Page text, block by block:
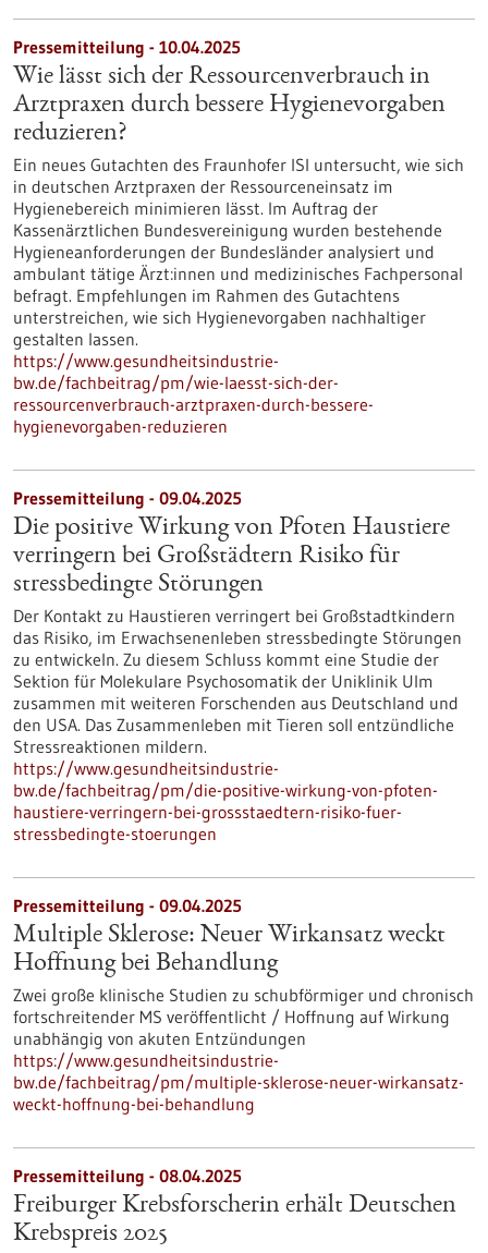
Pressemitteilung - 10.04.2025
Wie lässt sich der Ressourcenverbrauch in
Arztpraxen durch bessere Hygienevorgaben
reduzieren?
Ein neues Gutachten des Fraunhofer ISI untersucht, wie sich
in deutschen Arztpraxen der Ressourceneinsatz im
Hygienebereich minimieren lässt. Im Auftrag der
Kassenärztlichen Bundesvereinigung wurden bestehende
Hygieneanforderungen der Bundesländer analysiert und
ambulant tätige Ärzt:innen und medizinisches Fachpersonal
befragt. Empfehlungen im Rahmen des Gutachtens
unterstreichen, wie sich Hygienevorgaben nachhaltiger
gestalten lassen.
https://www.gesundheitsindustrie-
bw.de/fachbeitrag/pm/wie-laesst-sich-der-
ressourcenverbrauch-arztpraxen-durch-bessere-
hygienevorgaben-reduzieren
Pressemitteilung - 09.04.2025
Die positive Wirkung von Pfoten Haustiere
verringern bei Großstädtern Risiko für
stressbedingte Störungen
Der Kontakt zu Haustieren verringert bei Großstadtkindern
das Risiko, im Erwachsenenleben stressbedingte Störungen
zu entwickeln. Zu diesem Schluss kommt eine Studie der
Sektion für Molekulare Psychosomatik der Uniklinik Ulm
zusammen mit weiteren Forschenden aus Deutschland und
den USA. Das Zusammenleben mit Tieren soll entzündliche
Stressreaktionen mildern.
https://www.gesundheitsindustrie-
bw.de/fachbeitrag/pm/die-positive-wirkung-von-pfoten-
haustiere-verringern-bei-grossstaedtern-risiko-fuer-
stressbedingte-stoerungen
Pressemitteilung - 09.04.2025
Multiple Sklerose: Neuer Wirkansatz weckt
Hoffnung bei Behandlung
Zwei große klinische Studien zu schubförmiger und chronisch
fortschreitender MS veröffentlicht / Hoffnung auf Wirkung
unabhängig von akuten Entzündungen
https://www.gesundheitsindustrie-
bw.de/fachbeitrag/pm/multiple-sklerose-neuer-wirkansatz-
weckt-hoffnung-bei-behandlung
Pressemitteilung - 08.04.2025
Freiburger Krebsforscherin erhält Deutschen
Krebspreis 2025